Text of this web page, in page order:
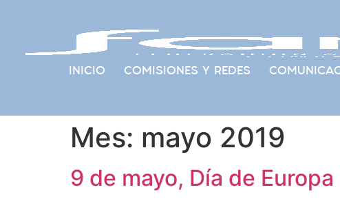
INICIO COMISIONES Y REDES
Mes: mayo 2019
9 de mayo, Día de Europa